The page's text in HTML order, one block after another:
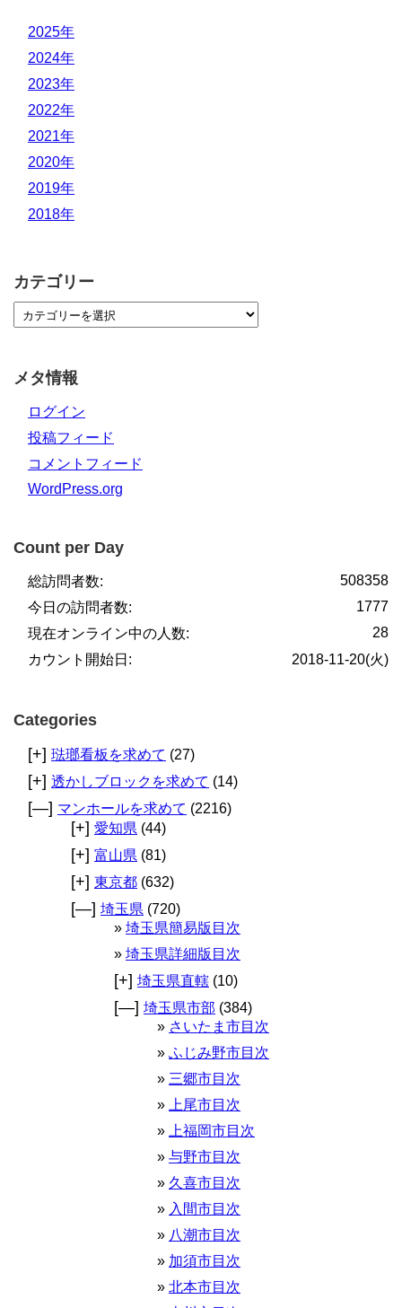
2025年
2024年
2023年
2022年
2021年
2020年
2019年
2018年
カテゴリー
メタ情報
ログイン
投稿フィード
コメントフィード
WordPress.org
Count per Day
508358
総訪問者数:
1777
今日の訪問者数:
28
現在オンライン中の人数:
2018-11-20(火)
カウント開始日:
Categories
[+] 琺瑯看板を求めて (27)
[+] 透かしブロックを求めて (14)
[—] マンホールを求めて (2216)
[+] 愛知県 (44)
[+] 富山県 (81)
[+] 東京都 (632)
[—] 埼玉県 (720)
埼玉県簡易版目次
埼玉県詳細版目次
[+] 埼玉県直轄 (10)
[—] 埼玉県市部 (384)
さいたま市目次
ふじみ野市目次
三郷市目次
上尾市目次
上福岡市目次
与野市目次
久喜市目次
入間市目次
八潮市目次
加須市目次
北本市目次